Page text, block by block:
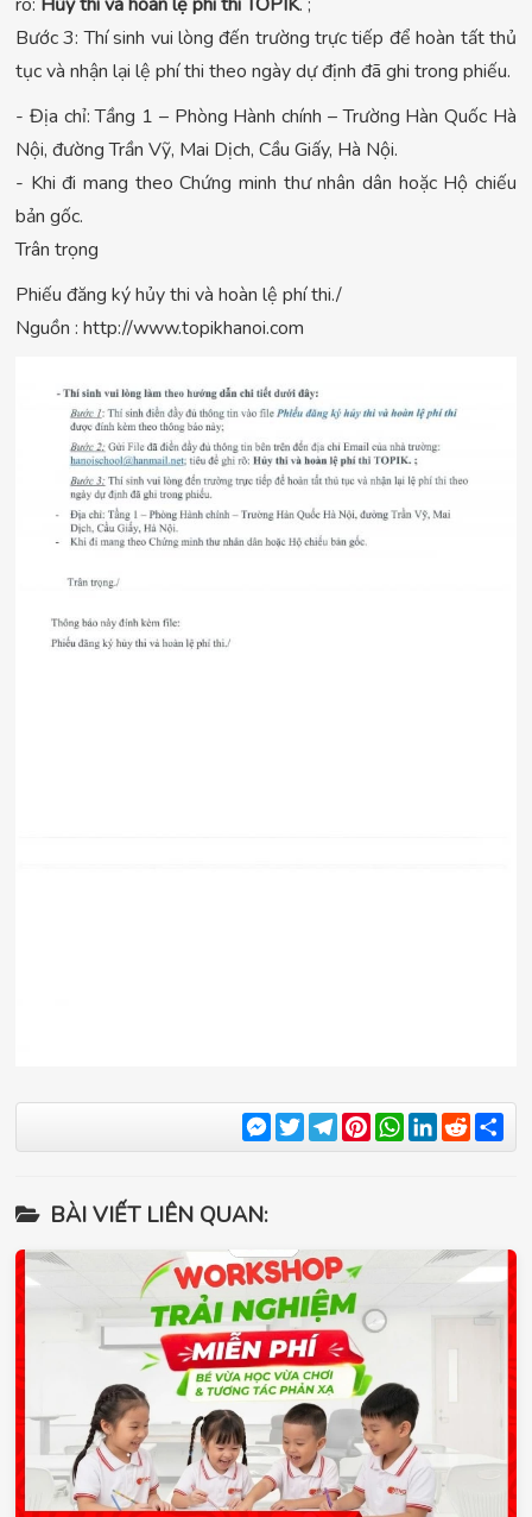
Bước 3: Thí sinh vui lòng đến trường trực tiếp để hoàn tất thủ
tục và nhận lại lệ phí thi theo ngày dự định đã ghi trong phiếu.
- Địa chỉ: Tầng 1 – Phòng Hành chính – Trường Hàn Quốc Hà
Nội, đường Trần Vỹ, Mai Dịch, Cầu Giấy, Hà Nội.
- Khi đi mang theo Chứng minh thư nhân dân hoặc Hộ chiếu
bản gốc.
Trân trọng
Phiếu đăng ký hủy thi và hoàn lệ phí thi./
Nguồn : http://www.topikhanoi.com
Messenger
TwitterTelegram
Pinterest
WhatsApp
LinkedIn
Reddit
BÀI VIẾT LIÊN QUAN: